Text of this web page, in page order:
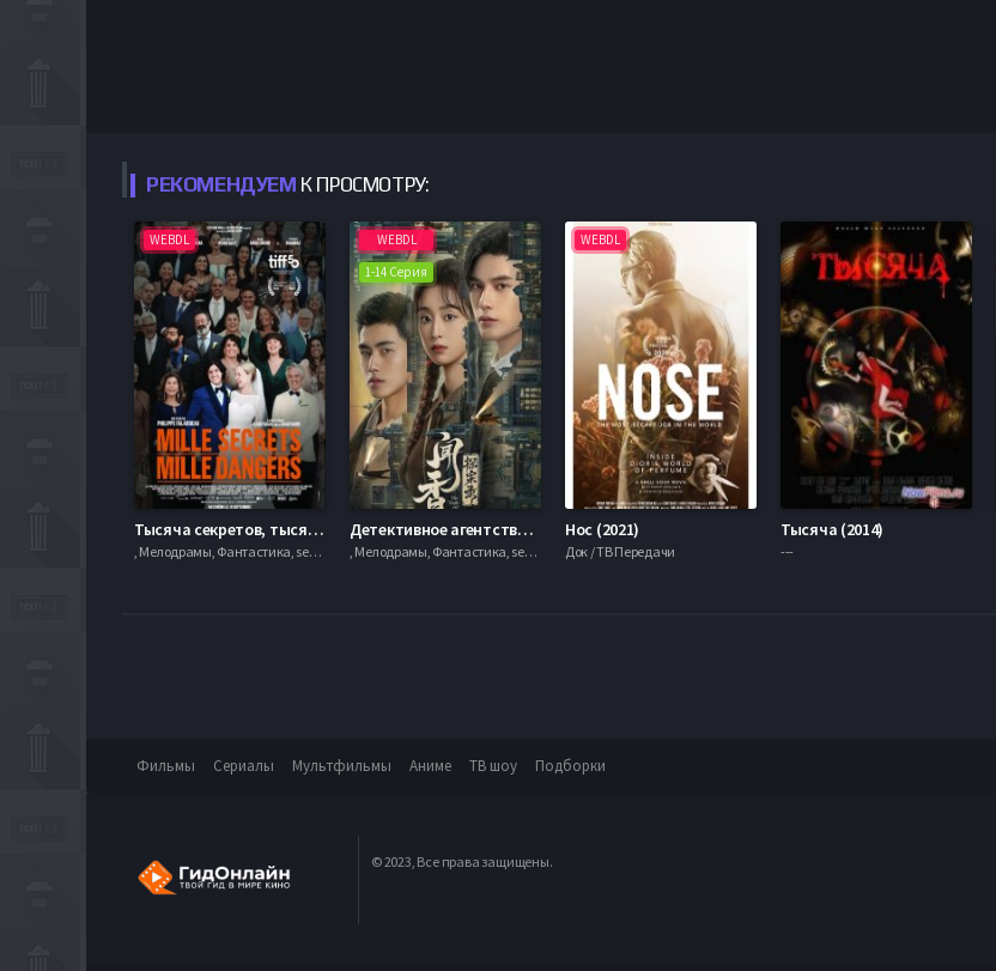
РЕКОМЕНДУЕМ К ПРОСМОТРУ:
WEBDL
Тысяча секретов, тысяча опасностей (2025)
, Мелодрамы, Фантастика, serial.mob
WEBDL
1-14 Серия
Детективное агентство Вэньсян (2023)
, Мелодрамы, Фантастика, serial.mob
WEBDL
Нос (2021)
Док / ТВ Передачи
Тысяча (2014)
---
Фильмы Сериалы Мультфильмы Аниме ТВ шоу Подборки
© 2023, Все права защищены.